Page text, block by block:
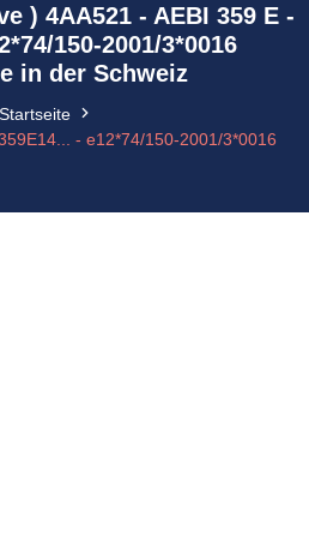
) 4AA521 - AEBI 359 E -
150-2001/3*0016
in der Schweiz
Startseite
- e12*74/150-2001/3*0016